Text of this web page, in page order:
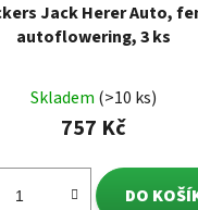
Jack Herer Auto,
autoflowering, 3 ks
Skladem (>10 ks)
757 Kč
DO